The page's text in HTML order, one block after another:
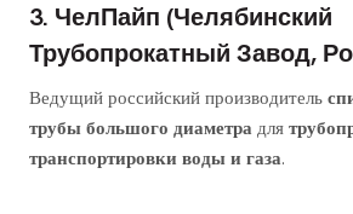
3. ЧелПайп (Челябинский
Трубопрокатный Завод,
Ведущий российский производитель
трубы большого диаметра для
транспортировки воды и газа.